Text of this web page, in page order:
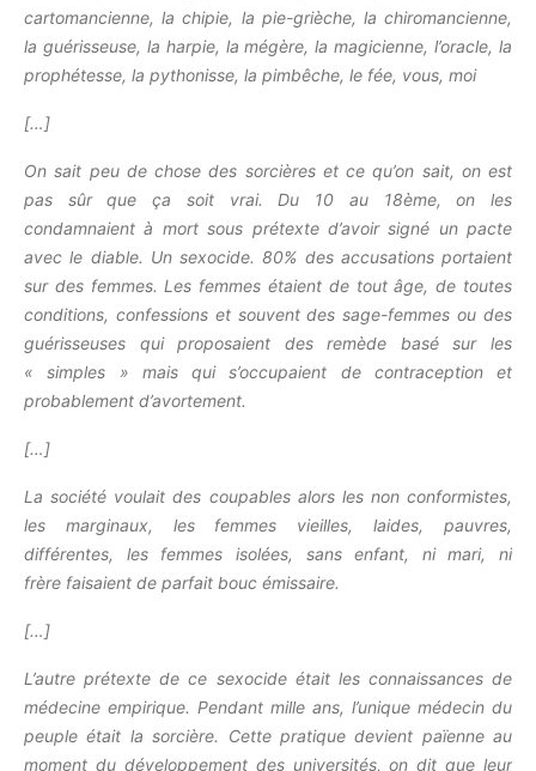
cartomancienne, la chipie, la pie-grièche, la chiromancienne,
la guérisseuse, la harpie, la mégère, la magicienne, l’oracle, la
prophétesse, la pythonisse, la pimbêche, le fée, vous, moi
[…]
On sait peu de chose des sorcières et ce qu’on sait, on est
pas sûr que ça soit vrai. Du 10 au 18ème, on les
condamnaient à mort sous prétexte d’avoir signé un pacte
avec le diable. Un sexocide. 80% des accusations portaient
sur des femmes. Les femmes étaient de tout âge, de toutes
conditions, confessions et souvent des sage-femmes ou des
guérisseuses qui proposaient des remède basé sur les
« simples » mais qui s’occupaient de contraception et
probablement d’avortement.
[…]
La société voulait des coupables alors les non conformistes,
les marginaux, les femmes vieilles, laides, pauvres,
différentes, les femmes isolées, sans enfant, ni mari, ni
frère faisaient de parfait bouc émissaire.
[…]
L’autre prétexte de ce sexocide était les connaissances de
médecine empirique. Pendant mille ans, l’unique médecin du
peuple était la sorcière. Cette pratique devient païenne au
moment du développement des universités, on dit que leur